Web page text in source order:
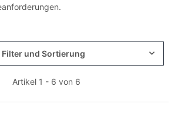
Filter und Sortierung
Artikel 1 - 6 von 6